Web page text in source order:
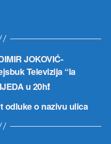
JOKOVIĆ-
Televizija “la
u 20h❗️
odluke o nazivu ulica